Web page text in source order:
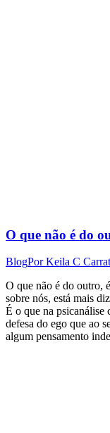
O que não é do
BlogPorKeila C
O que não é do outro,
sobre nós, está mais
É o que na psicanálise
defesa do ego que ao
algum pensamento